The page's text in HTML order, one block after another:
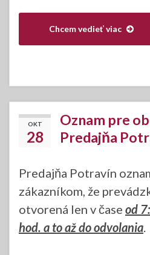
Chcem vedieť viac
OKT
28
Oznam pre
Predajňa
Predajňa Potravín
zákazníkom, že
otvorená len v čase od
hod. a to až do odvolania.